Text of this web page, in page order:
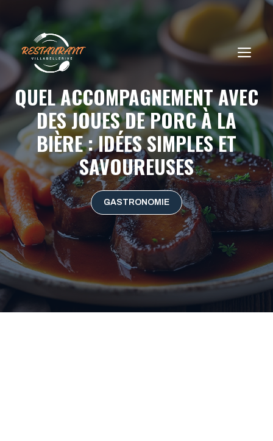
contenu
QUEL ACCOMPAGNEMENT AVEC
DES JOUES DE PORC À LA
BIÈRE : IDÉES SIMPLES ET
SAVOUREUSES
GASTRONOMIE